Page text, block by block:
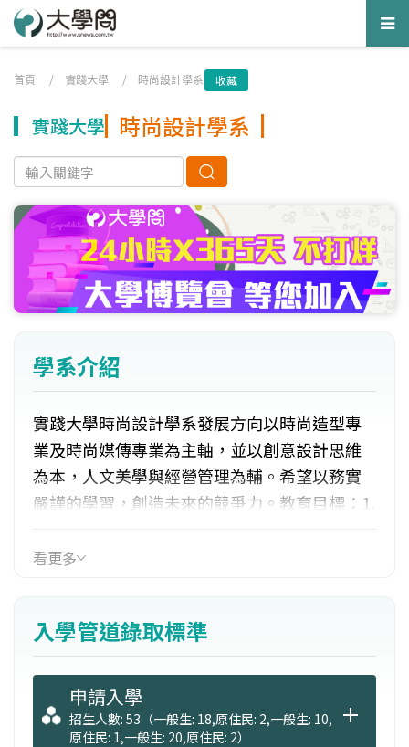
首頁 / 實踐大學 / 時尚設計學系 收藏
實踐大學 時尚設計學系
學系介紹
實踐大學時尚設計學系發展方向以時尚造型專
業及時尚媒傳專業為主軸，並以創意設計思維
為本，人文美學與經營管理為輔。希望以務實
嚴謹的學習，創造未來的競爭力。教育目標：1.
定學生專業學理知識及實務操作能力，以符合
實學生積極負責之工作態度，並具備專業倫理
觀念及社會責任感。
看更多
入學管道錄取標準
申請入學
招生人數: 53（一般生: 18,原住民: 2,一般生: 10,
原住民: 1,一般生: 20,原住民: 2）